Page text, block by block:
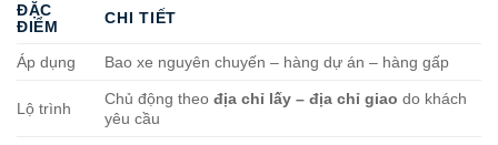
ĐẶC
ĐIỂM
CHI TIẾT
Áp dụng Bao xe nguyên chuyến – hàng dự án – hàng gấp
Lộ trình
Chủ động theođịa chỉ lấy – địa chỉ giao do khách
yêu cầu